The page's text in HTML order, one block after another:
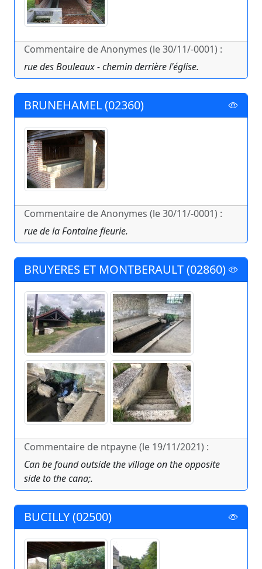
Commentaire de Anonymes (le 30/11/-0001) :
rue des Bouleaux - chemin derrière l'église.
BRUNEHAMEL (02360)
Commentaire de Anonymes (le 30/11/-0001) :
rue de la Fontaine fleurie.
BRUYERES ET MONTBERAULT (02860)
Commentaire de ntpayne (le 19/11/2021) :
Can be found outside the village on the opposite
side to the cana;.
BUCILLY (02500)